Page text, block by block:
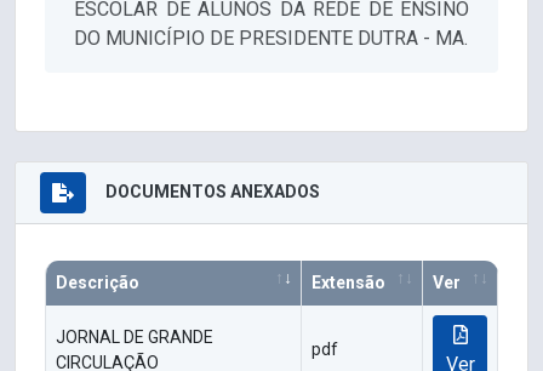
ESCOLAR DE ALUNOS DA REDE DE ENSINO
DO MUNICÍPIO DE PRESIDENTE DUTRA - MA.
DOCUMENTOS ANEXADOS
Descrição Extensão Ver
JORNAL DE GRANDE
CIRCULAÇÃO
pdf
Ver